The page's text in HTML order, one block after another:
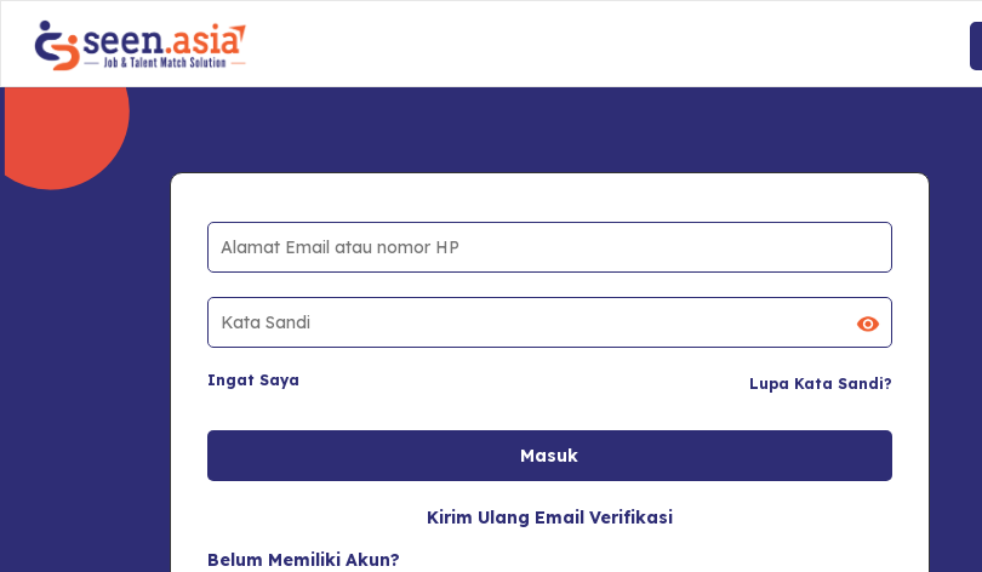
Ingat Saya Lupa Kata Sandi?
Kirim Ulang Email Verifikasi
Belum Memiliki Akun?